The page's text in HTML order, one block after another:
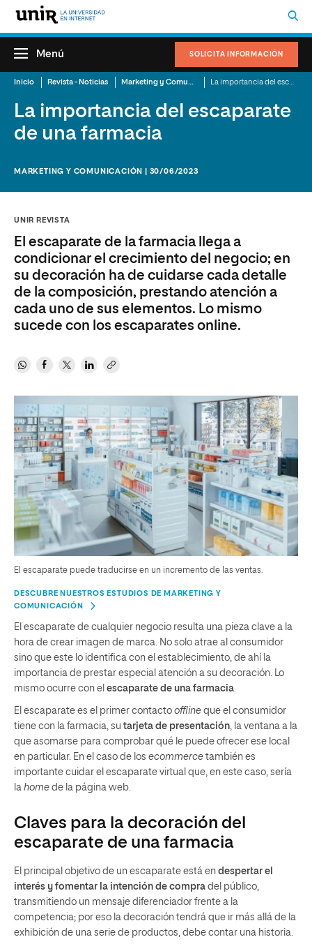
SOLICITA INFORMACIÓN
Menú
Inicio Revista - Noticias Marketing y Comunicación
La importancia del escaparate
de una farmacia
MARKETING Y COMUNICACIÓN | 30/06/2023
UNIR REVISTA
El escaparate de la farmacia llega a
condicionar el crecimiento del negocio; en
su decoración ha de cuidarse cada detalle
de la composición, prestando atención a
cada uno de sus elementos. Lo mismo
sucede con los escaparates online.
El escaparate puede traducirse en un incremento de las ventas.
DESCUBRE NUESTROS ESTUDIOS DE MARKETING Y
COMUNICACIÓN
El escaparate de cualquier negocio resulta una pieza clave a la
hora de crear imagen de marca. No solo atrae al consumidor
sino que este lo identifica con el establecimiento, de ahí la
importancia de prestar especial atención a su decoración. Lo
mismo ocurre con el escaparate de una farmacia
El escaparate es el primer contacto offline que el consumidor
tiene con la farmacia, su tarjeta de presentación , la ventana a la
que asomarse para comprobar qué le puede ofrecer ese local
en particular. En el caso de los ecommerce también es
importante cuidar el escaparate virtual que, en este caso, sería
la home de la página web.
Claves para la decoración del
escaparate de una farmacia
El principal objetivo de un escaparate está en despertar el
interés y fomentar la intención de compra del público,
transmitiendo un mensaje diferenciador frente a la
competencia; por eso la decoración tendrá que ir más allá de la
exhibición de una serie de productos, debe contar una historia.